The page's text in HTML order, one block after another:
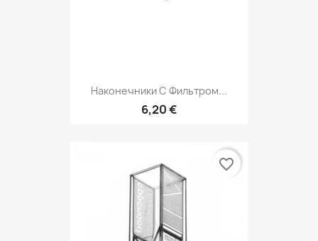
Наконечники С Фильтром...
6,20 €
favorite_border